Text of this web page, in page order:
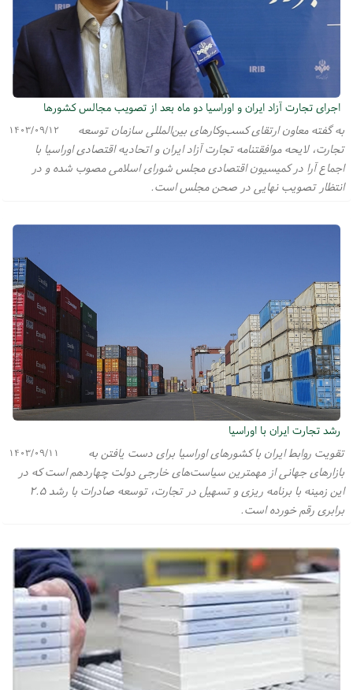
اجرای تجارت آزاد ایران و اوراسیا دو ماه بعد از تصویب مجالس کشورها
۱۴۰۳/۰۹/۱۲
به گفته معاون ارتقای کسب‌وکار‌های بین‌المللی سازمان توسعه
تجارت، لایحه موافقتنامه تجارت آزاد ایران و اتحادیه اقتصادی اوراسیا با
اجماع آرا در کمیسیون اقتصادی مجلس شورای اسلامی مصوب شده و در
انتظار تصویب نهایی در صحن مجلس است.
رشد تجارت ایران با اوراسیا
۱۴۰۳/۰۹/۱۱
تقویت روابط ایران با کشورهای اوراسیا برای دست یافتن به
بازارهای جهانی از مهمترین سیاست‌های خارجی دولت چهاردهم است که در
این زمینه با برنامه ریزی و تسهیل در تجارت، توسعه صادرات با رشد ۲.۵
برابری رقم خورده است.